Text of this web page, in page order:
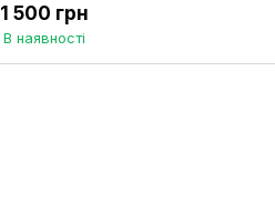
1 500 грн
В наявності